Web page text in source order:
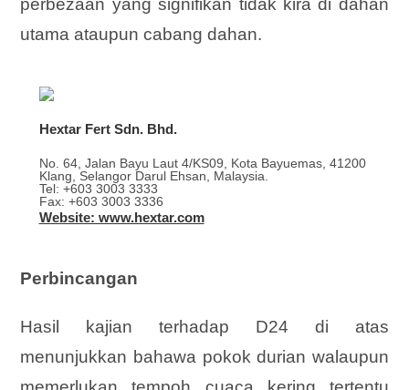
perbezaan yang signifikan tidak kira di dahan
utama ataupun cabang dahan.
Hextar Fert Sdn. Bhd.
No. 64, Jalan Bayu Laut 4/KS09, Kota Bayuemas, 41200
Klang, Selangor Darul Ehsan, Malaysia.
Tel: +603 3003 3333
Fax: +603 3003 3336
Website: www.hextar.com
Perbincangan
Hasil kajian terhadap D24 di atas
menunjukkan bahawa pokok durian walaupun